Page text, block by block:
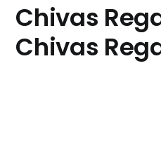
Chivas
Chivas